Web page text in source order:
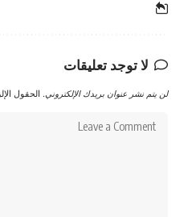
لا توجد تعليقات
لن يتم نشر عنوان بريدك الإلكتروني. الحقول